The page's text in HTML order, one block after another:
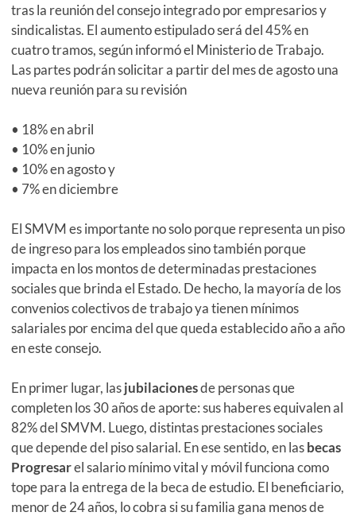
tras la reunión del consejo integrado por empresarios y
sindicalistas. El aumento estipulado será del 45% en
cuatro tramos, según informó el Ministerio de Trabajo.
Las partes podrán solicitar a partir del mes de agosto una
nueva reunión para su revisión
• 18% en abril
• 10% en junio
• 10% en agosto y
• 7% en diciembre
El SMVM es importante no solo porque representa un piso
de ingreso para los empleados sino también porque
impacta en los montos de determinadas prestaciones
sociales que brinda el Estado. De hecho, la mayoría de los
convenios colectivos de trabajo ya tienen mínimos
salariales por encima del que queda establecido año a año
en este consejo.
En primer lugar, lasjubilacionesde personas que
completen los 30 años de aporte: sus haberes equivalen al
82% del SMVM. Luego, distintas prestaciones sociales
que depende del piso salarial. En ese sentido, en lasbecas
Progresarel salario mínimo vital y móvil funciona como
tope para la entrega de la beca de estudio. El beneficiario,
menor de 24 años, lo cobra si su familia gana menos de